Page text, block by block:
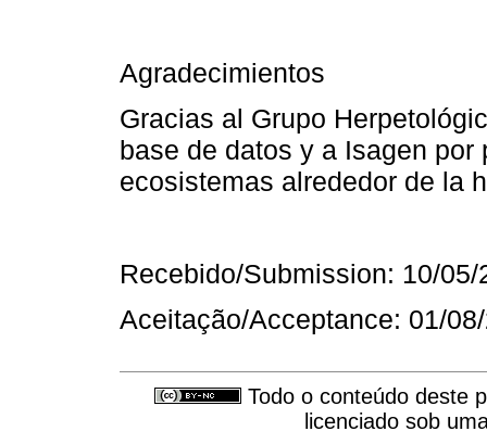
Agradecimientos
Gracias al Grupo
base de datos y a Isagen
ecosistemas alrededor de la
Recebido/Submission: 10/05/
Aceitação/Acceptance: 01/
Todo o conteúdo deste
licenciado sob